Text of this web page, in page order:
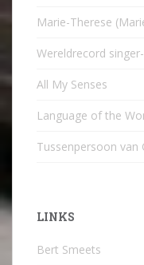
Marie-Therese
Wereldrecord
All My Senses
Language of the
Tussenpersoon van
LINKS
Bert Smeets